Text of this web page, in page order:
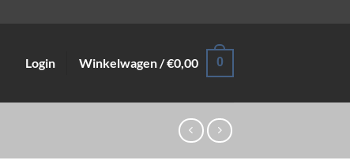
Login Winkelwagen /€0,00 0